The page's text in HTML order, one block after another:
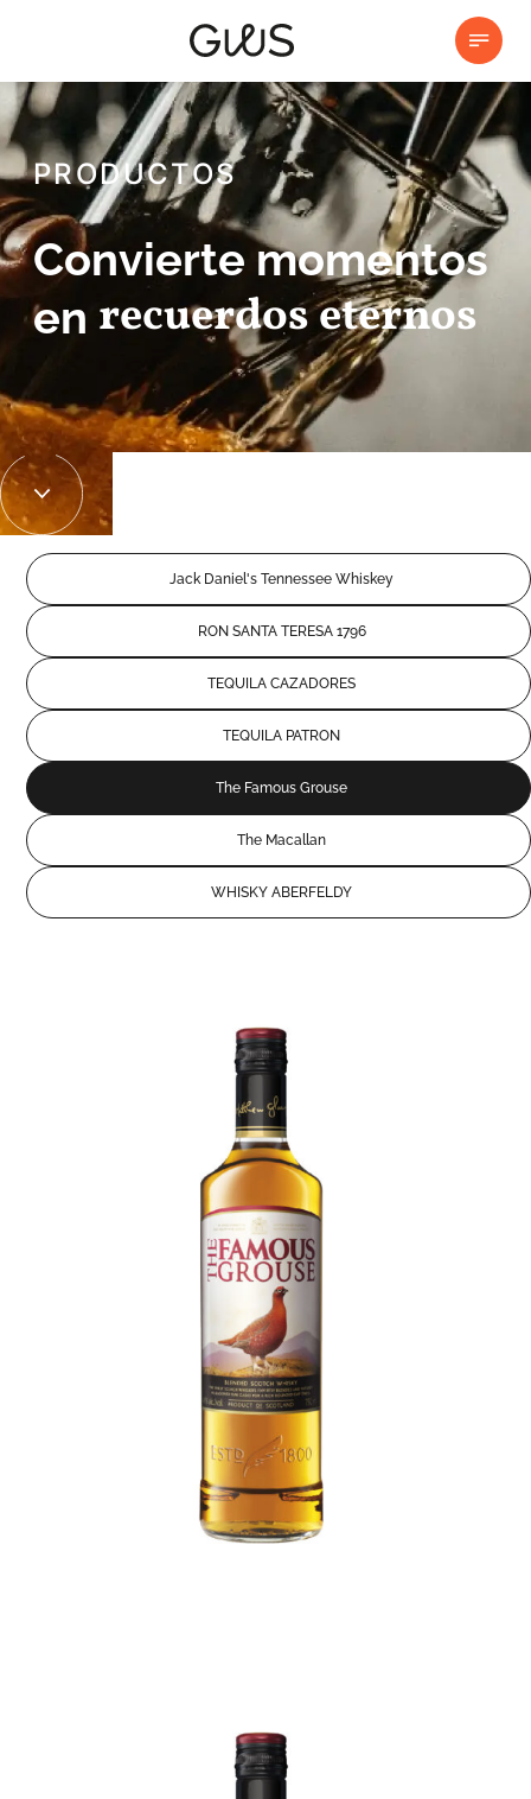
PRODUCTOS
Convierte momentos
en recuerdos eternos
Jack Daniel's Tennessee Whiskey
RON SANTA TERESA 1796
TEQUILA CAZADORES
TEQUILA PATRON
The Famous Grouse
The Macallan
WHISKY ABERFELDY
Ver más